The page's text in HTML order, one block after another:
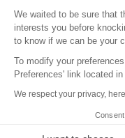
We waited to be sure that
interests you before
to know if we can be your
To modify your
Preferences' link located in
We respect your privacy,
ATS
VoIP
Erweiterung